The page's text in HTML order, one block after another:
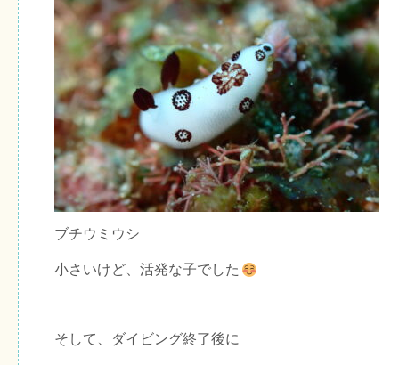
ブチウミウシ
小さいけど、活発な子でした
そして、ダイビング終了後に